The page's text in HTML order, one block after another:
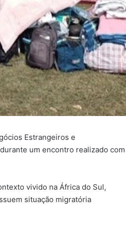
Estrangeiros e
um encontro realizado com
vivido na África do Sul,
situação migratória